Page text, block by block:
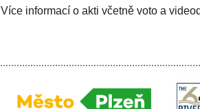
Více informací o akti včetně voto a